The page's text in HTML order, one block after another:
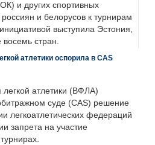
и других спортивных
и белорусов к турнирам
выступила Эстония,
стран.
атлетики оспорила в CAS
атлетики (ВФЛА)
суде (CAS) решение
легкоатлетических федераций
запрета на участие